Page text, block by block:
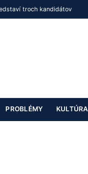
troch kandidátov
PROBLÉMY KULTÚRA